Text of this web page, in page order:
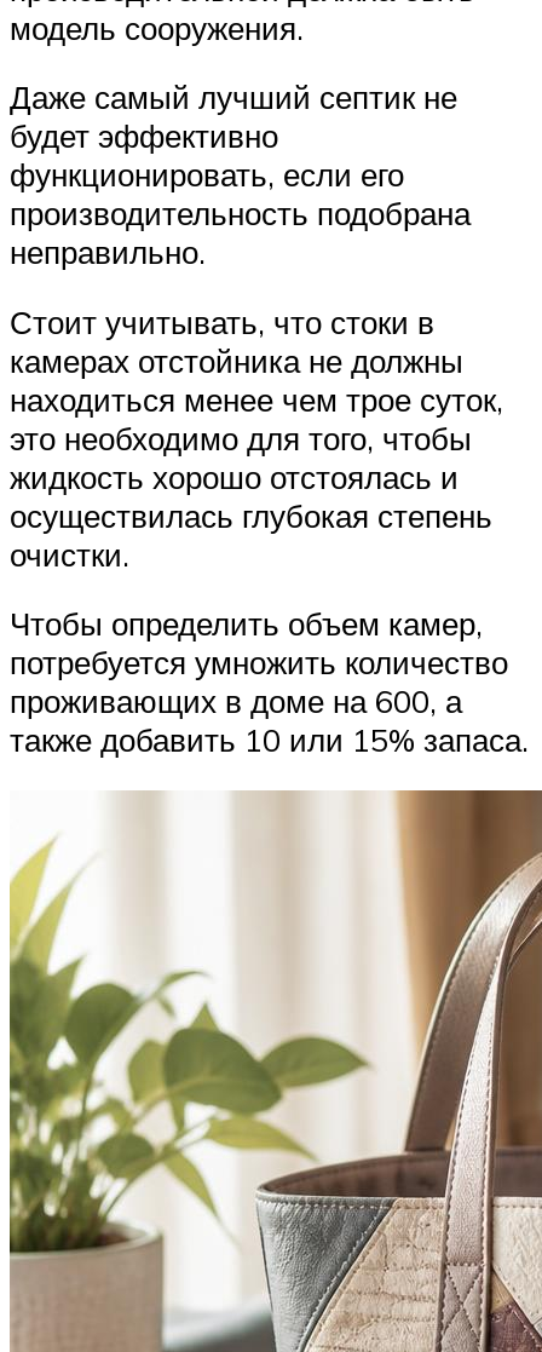
модель сооружения.
Даже самый лучший септик не
будет эффективно
функционировать, если его
производительность подобрана
неправильно.
Стоит учитывать, что стоки в
камерах отстойника не должны
находиться менее чем трое суток,
это необходимо для того, чтобы
жидкость хорошо отстоялась и
осуществилась глубокая степень
очистки.
Чтобы определить объем камер,
потребуется умножить количество
проживающих в доме на 600, а
также добавить 10 или 15% запаса.